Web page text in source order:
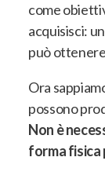
come
acquisisci:
può
Ora
possono
Non è
forma fisica